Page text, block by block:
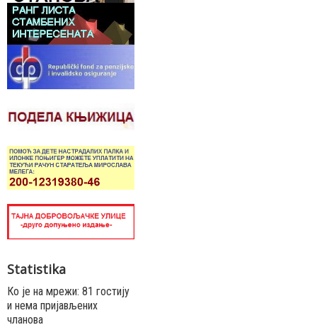
Statistika
Ко је на мрежи: 81 гостију
и нема пријављених
чланова